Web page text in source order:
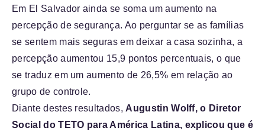
Em El Salvador ainda se soma um aumento na
percepção de segurança. Ao perguntar se as famílias
se sentem mais seguras em deixar a casa sozinha, a
percepção aumentou 15,9 pontos percentuais, o que
se traduz em um aumento de 26,5% em relação ao
grupo de controle.
Diante destes resultados,Augustin Wolff, o Diretor
Social do TETO para América Latina, explicou que é